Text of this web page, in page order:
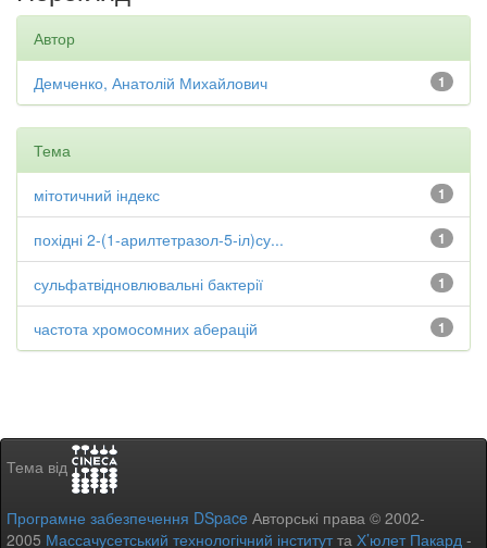
Автор
1
Демченко, Анатолій Михайлович
Тема
1
мітотичний індекс
1
похідні 2-(1-арилтетразол-5-іл)су...
1
сульфатвідновлювальні бактерії
1
частота хромосомних аберацій
Тема від
Програмне забезпечення DSpace Авторські права © 2002-
2005 Массачусетський технологічний інститутта Х’юлет Пакард -